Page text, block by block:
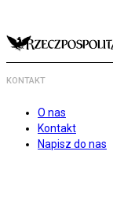
KONTAKT
O nas
Kontakt
Napisz do nas